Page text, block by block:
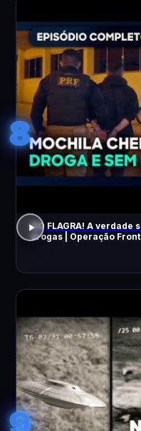
8
NO FLAGRA! A verdade
drogas | Operação